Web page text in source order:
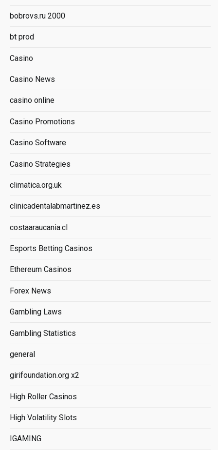
bobrovs.ru 2000
bt prod
Casino
Casino News
casino online
Casino Promotions
Casino Software
Casino Strategies
climatica.org.uk
clinicadentalabmartinez.es
costaaraucania.cl
Esports Betting Casinos
Ethereum Casinos
Forex News
Gambling Laws
Gambling Statistics
general
girifoundation.org x2
High Roller Casinos
High Volatility Slots
IGAMING